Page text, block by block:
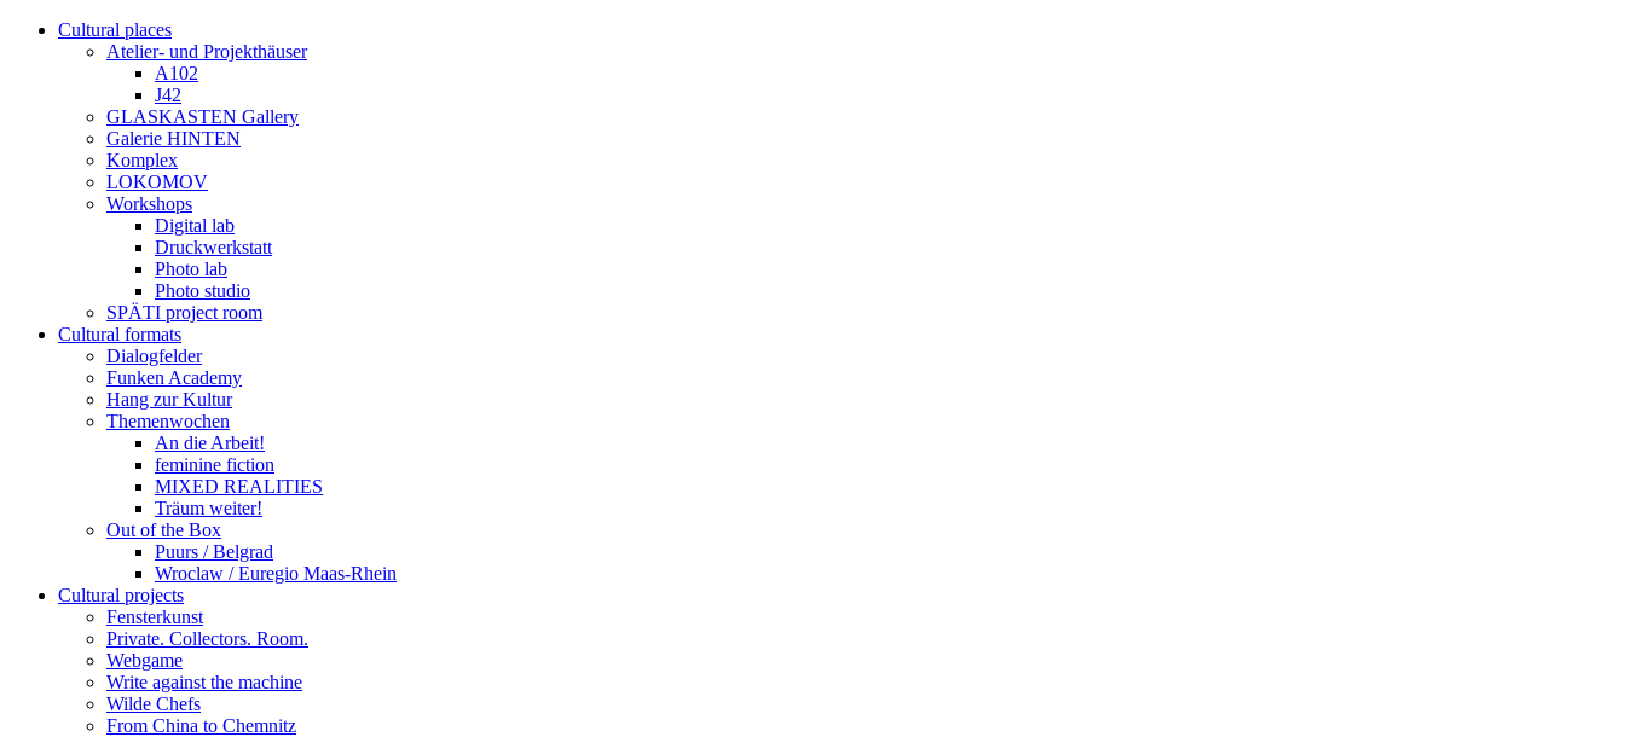
Cultural places
Atelier- und Projekthäuser
A102
J42
GLASKASTEN Gallery
Galerie HINTEN
Komplex
LOKOMOV
Workshops
Digital lab
Druckwerkstatt
Photo lab
Photo studio
SPÄTI project room
Cultural formats
Dialogfelder
Funken Academy
Hang zur Kultur
Themenwochen
An die Arbeit!
feminine fiction
MIXED REALITIES
Träum weiter!
Out of the Box
Puurs / Belgrad
Wroclaw / Euregio Maas-Rhein
Cultural projects
Fensterkunst
Private. Collectors. Room.
Webgame
Write against the machine
Wilde Chefs
From China to Chemnitz